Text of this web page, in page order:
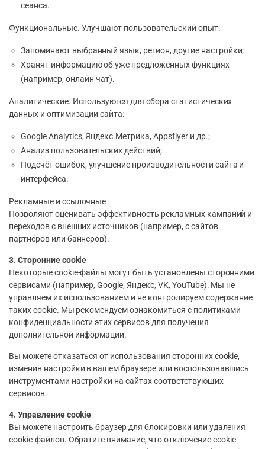
сеанса.
Функциональные. Улучшают пользовательский опыт:
Запоминают выбранный язык, регион, другие настройки;
Хранят информацию об уже предложенных функциях
(например, онлайн-чат).
Аналитические. Используются для сбора статистических
данных и оптимизации сайта:
Google Analytics, Яндекс.Метрика, Appsflyer и др.;
Анализ пользовательских действий;
Подсчёт ошибок, улучшение производительности сайта и
интерфейса.
Рекламные и ссылочные
Позволяют оценивать эффективность рекламных кампаний и
переходов с внешних источников (например, с сайтов
партнёров или баннеров).
3. Сторонние cookie
Некоторые cookie-файлы могут быть установлены сторонними
сервисами (например, Google, Яндекс, VK, YouTube). Мы не
управляем их использованием и не контролируем содержание
таких cookie. Мы рекомендуем ознакомиться с политиками
конфиденциальности этих сервисов для получения
дополнительной информации.
Вы можете отказаться от использования сторонних cookie,
изменив настройки в вашем браузере или воспользовавшись
инструментами настройки на сайтах соответствующих
сервисов.
4. Управление cookie
Вы можете настроить браузер для блокировки или удаления
cookie-файлов. Обратите внимание, что отключение cookie